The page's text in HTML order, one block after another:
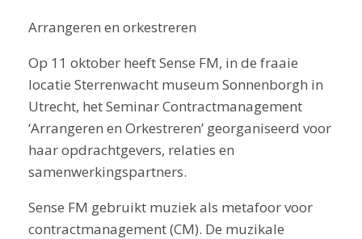
Arrangeren en orkestreren
Op 11 oktober heeft Sense FM, in de fraaie
locatie Sterrenwacht museum Sonnenborgh in
Utrecht, het Seminar Contractmanagement
‘Arrangeren en Orkestreren’ georganiseerd voor
haar opdrachtgevers, relaties en
samenwerkingspartners.
Sense FM gebruikt muziek als metafoor voor
contractmanagement (CM). De muzikale